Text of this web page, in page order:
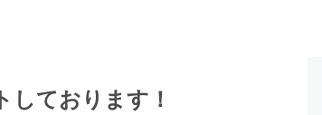
ております！